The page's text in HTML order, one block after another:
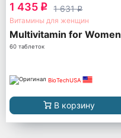
1 435 q 1 631q
Витамины для женщин
Multivitamin for Women
60 таблеток
BioTechUSA
В корзину